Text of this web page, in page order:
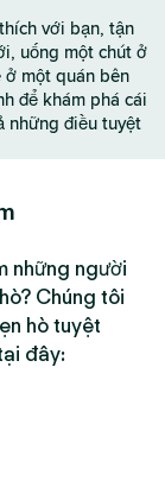
với bạn, tận
uống một chút ở
một quán bên
để khám phá cái
những điều tuyệt
những người
Chúng tôi
hò tuyệt
đây: